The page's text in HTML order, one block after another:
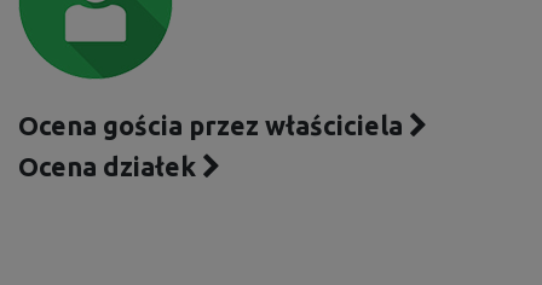
Ocena gościa przez właściciela
Ocena działek